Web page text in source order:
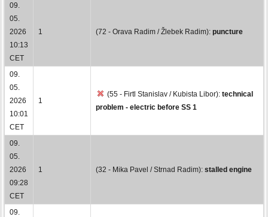
09.
05.
2026
10:13
CET
1 (72 - Orava Radim / Žlebek Radim): puncture
09.
05.
2026
10:01
CET
1
(55 - Firtl Stanislav / Kubista Libor): technical
problem - electric before SS 1
09.
05.
2026
09:28
CET
1 (32 - Mika Pavel / Strnad Radim): stalled engine
09.